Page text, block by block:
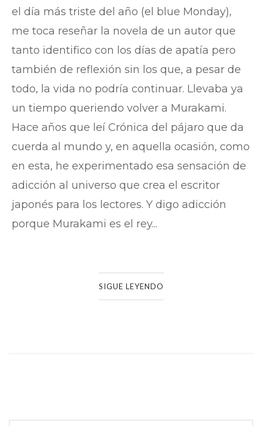
el día más triste del año (el blue Monday),
me toca reseñar la novela de un autor que
tanto identifico con los días de apatía pero
también de reflexión sin los que, a pesar de
todo, la vida no podría continuar. Llevaba ya
un tiempo queriendo volver a Murakami.
Hace años que leí Crónica del pájaro que da
cuerda al mundo y, en aquella ocasión, como
en esta, he experimentado esa sensación de
adicción al universo que crea el escritor
japonés para los lectores. Y digo adicción
porque Murakami es el rey...
SIGUE LEYENDO